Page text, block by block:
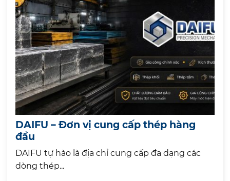
DAIFU – Đơn vị cung cấp thép hàng
đầu
DAIFU tự hào là địa chỉ cung cấp đa dạng các
dòng thép...